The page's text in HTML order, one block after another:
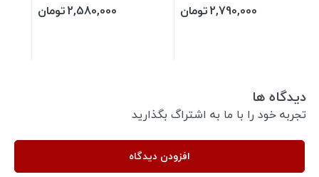
2,790,000تومان 2,580,000تومان
دیدگاه ها
تجربه خود را با ما به اشتراگ بگذارید
افزودن دیدگاه